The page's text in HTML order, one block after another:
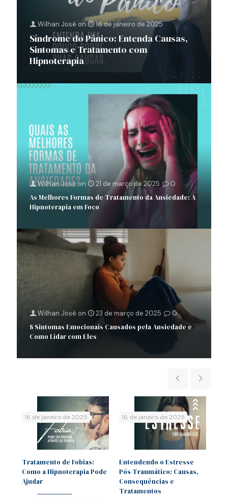
Wilhan José on 16 de janeiro de 2025
Síndrome do Pânico: Entenda Causas,
Sintomas e Tratamento com
Hipnoterapia
Wilhan José on 21 de março de 2025
0
As Melhores Formas de Tratamento da Ansiedade: A
Hipnoterapia em Foco
Wilhan José on 23 de março de 2025
0
8 Sintomas Emocionais Causados pela Ansiedade e
Como Lidar com Eles
16 de janeiro de 2025
Tratamento de Fobias:
Como a Hipnoterapia Pode
Ajudar
16 de janeiro de 2025
Entendendo o Estresse
Pós-Traumático: Causas,
Consequências e
Tratamentos